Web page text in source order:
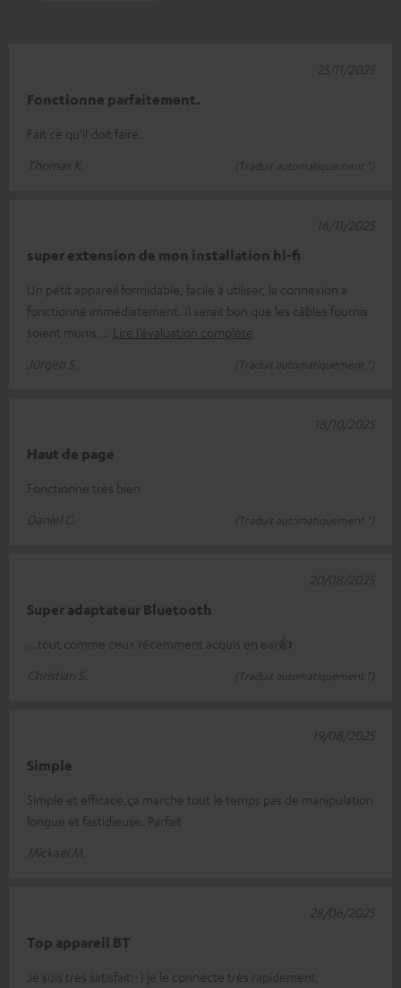
Fonctionne parfaitement.
Fait ce qu'il doit faire.
Thomas K.
(Traduit automatiquement *)
25/11/2025
super extension de mon installation hi-fi
Un petit appareil formidable, facile à utiliser, la connexion a
fonctionné immédiatement. Il serait bon que les câbles fournis
soient munis
Lire l’évaluation complète
Jürgen S.
(Traduit automatiquement *)
16/11/2025
Haut de page
Fonctionne très bien
Daniel G.
(Traduit automatiquement *)
18/10/2025
Super adaptateur Bluetooth
...tout comme ceux récemment acquis en ear👍
Christian S.
(Traduit automatiquement *)
20/08/2025
Simple
Simple et efficace,ça marche tout le temps pas de manipulation
longue et fastidieuse. Parfait
Mickael M.
19/08/2025
Top appareil BT
Je suis très satisfait:-) je le connecte très rapidement,
28/06/2025